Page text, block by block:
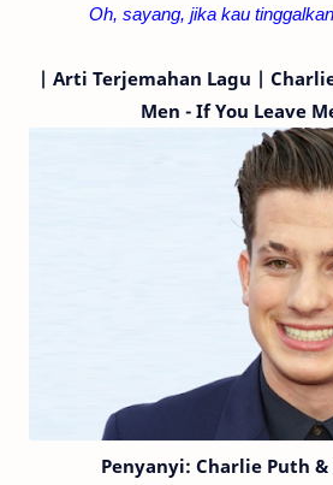
Oh, sayang, jika kau tinggalkan
| Arti Terjemahan Lagu |
Men - If You Leave
Penyanyi: Charlie Puth &